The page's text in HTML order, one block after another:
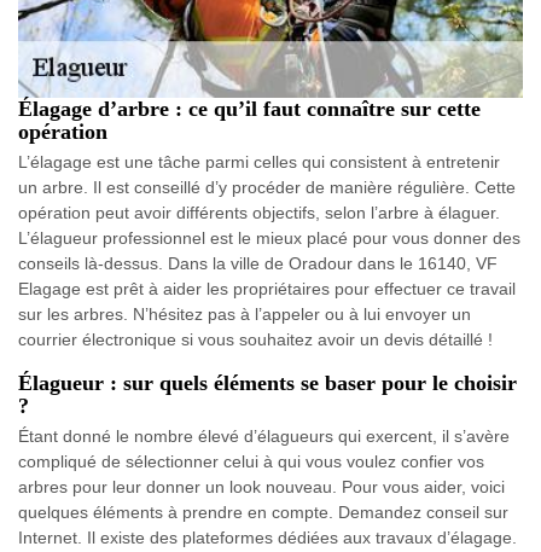
Élagage d’arbre : ce qu’il faut connaître sur cette
opération
L’élagage est une tâche parmi celles qui consistent à entretenir
un arbre. Il est conseillé d’y procéder de manière régulière. Cette
opération peut avoir différents objectifs, selon l’arbre à élaguer.
L’élagueur professionnel est le mieux placé pour vous donner des
conseils là-dessus. Dans la ville de Oradour dans le 16140, VF
Elagage est prêt à aider les propriétaires pour effectuer ce travail
sur les arbres. N’hésitez pas à l’appeler ou à lui envoyer un
courrier électronique si vous souhaitez avoir un devis détaillé !
Élagueur : sur quels éléments se baser pour le choisir
?
Étant donné le nombre élevé d’élagueurs qui exercent, il s’avère
compliqué de sélectionner celui à qui vous voulez confier vos
arbres pour leur donner un look nouveau. Pour vous aider, voici
quelques éléments à prendre en compte. Demandez conseil sur
Internet. Il existe des plateformes dédiées aux travaux d’élagage.